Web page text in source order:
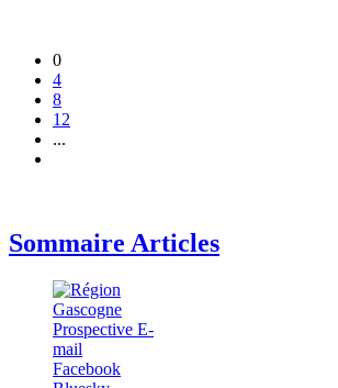
0
4
8
12
...
Sommaire Articles